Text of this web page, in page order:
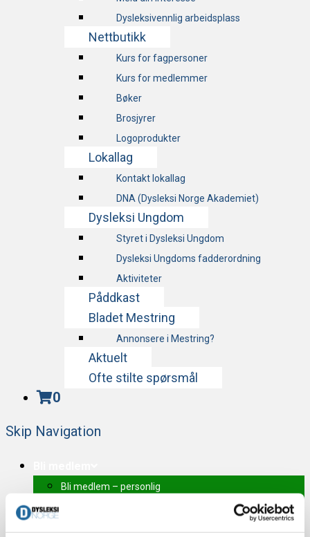
Dysleksivennlig arbeidsplass
Nettbutikk
Kurs for fagpersoner
Kurs for medlemmer
Bøker
Brosjyrer
Logoprodukter
Lokallag
Kontakt lokallag
DNA (Dysleksi Norge Akademiet)
Dysleksi Ungdom
Styret i Dysleksi Ungdom
Dysleksi Ungdoms fadderordning
Aktiviteter
Påddkast
Bladet Mestring
Annonsere i Mestring?
Aktuelt
Ofte stilte spørsmål
0
Skip Navigation
Bli medlem – personlig